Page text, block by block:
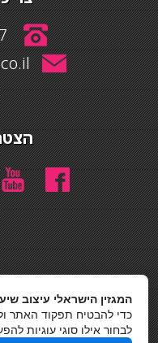
04-8234567
המגזין הישראלי עיצוב
כדי להבטיח תפקוד האתר
לבחור אילו סוגי עוגיות